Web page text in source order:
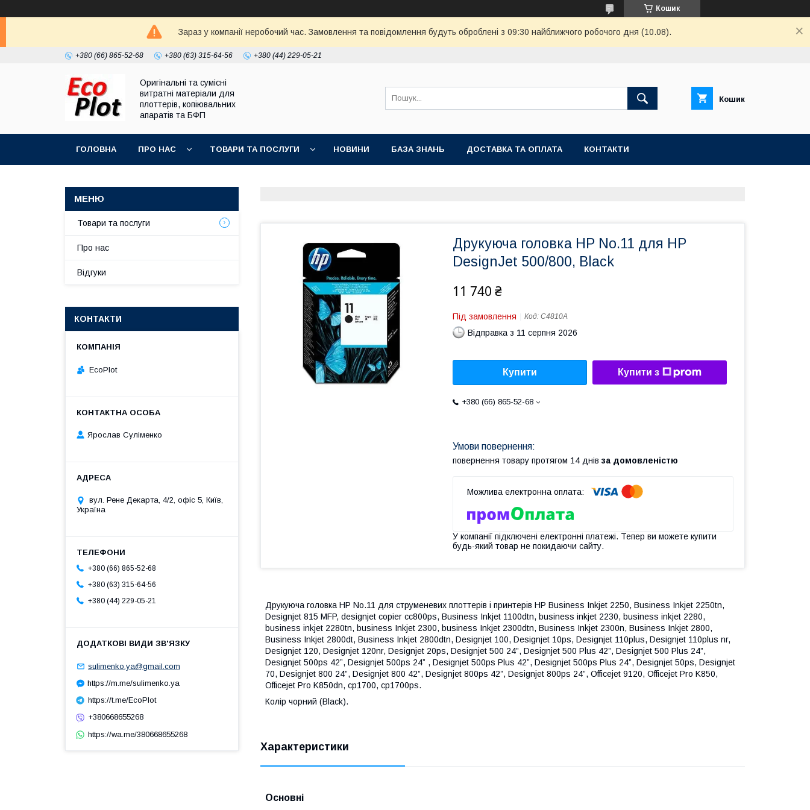
Кошик
Зараз у компанії неробочий час. Замовлення та повідомлення будуть оброблені з 09:30 найближчого робочого дня (10.08).
+380 (66) 865-52-68 +380 (63) 315-64-56 +380 (44) 229-05-21
Оригінальні та сумісні
витратні матеріали для
плоттерів, копіювальних
апаратів та БФП
Кошик
ГОЛОВНА ПРО НАС ТОВАРИ ТА ПОСЛУГИ НОВИНИ БАЗА ЗНАНЬ ДОСТАВКА ТА ОПЛАТА КОНТАКТИ
Друкуюча головка HP No.11 для HP
DesignJet 500/800, Black
11 740 ₴
Під замовлення Код: C4810A
Відправка з 11 серпня 2026
Купити Купити з
+380 (66) 865-52-68
повернення товару протягом 14 днів за домовленістю
У компанії підключені електронні платежі. Тепер ви можете купити
будь-який товар не покидаючи сайту.
Друкуюча головка HP No.11 для струменевих плоттерів і принтерів HP Business Inkjet 2250, Business Inkjet 2250tn,
Designjet 815 MFP, designjet copier cc800ps, Business Inkjet 1100dtn, business inkjet 2230, business inkjet 2280,
business inkjet 2280tn, business Inkjet 2300, business Inkjet 2300dtn, Business Inkjet 2300n, Business Inkjet 2800,
Business Inkjet 2800dt, Business Inkjet 2800dtn, Designjet 100, Designjet 10ps, Designjet 110plus, Designjet 110plus nr,
Designjet 120, Designjet 120nr, Designjet 20ps, Designjet 500 24”, Designjet 500 Plus 42”, Designjet 500 Plus 24”,
Designjet 500ps 42”, Designjet 500ps 24” , Designjet 500ps Plus 42”, Designjet 500ps Plus 24”, Designjet 50ps, Designjet
70, Designjet 800 24”, Designjet 800 42”, Designjet 800ps 42”, Designjet 800ps 24”, Officejet 9120, Officejet Pro K850,
Officejet Pro K850dn, cp1700, cp1700ps.
Колір чорний (Black).
Характеристики
Основні
Товари та послуги
Про нас
Відгуки
КОНТАКТИ
EcoPlot
Ярослав Суліменко
вул. Рене Декарта, 4/2, офіс 5, Київ,
Україна
+380 (66) 865-52-68
+380 (63) 315-64-56
+380 (44) 229-05-21
sulimenko.ya@gmail.com
https://m.me/sulimenko.ya
https://t.me/EcoPlot
+380668655268
https://wa.me/380668655268